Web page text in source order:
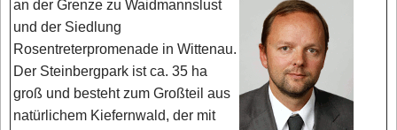
an der Grenze zu Waidmannslust
und der Siedlung
Rosentreterpromenade in Wittenau.
Der Steinbergpark ist ca. 35 ha
groß und besteht zum Großteil aus
natürlichem Kiefernwald, der mit